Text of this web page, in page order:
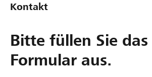
Kontakt
Bitte füllen Sie das
Formular aus.